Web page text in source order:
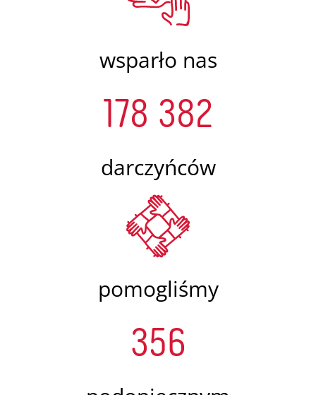
wsparło nas
178 382
darczyńców
pomogliśmy
356